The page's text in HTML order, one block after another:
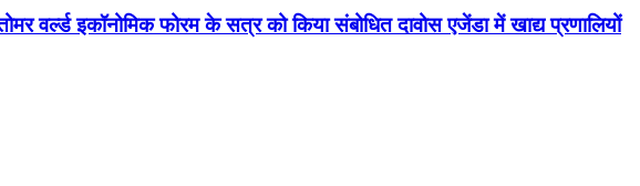
वर्ल्ड इकॉनोमिक फोरम के सत्र को किया संबोधित दावोस एजेंडा में खाद्य प्रणालियों